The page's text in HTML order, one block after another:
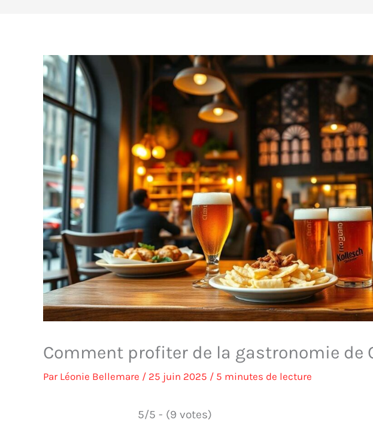
Comment profiter de la gastronomie de
Par Léonie Bellemare / 25 juin 2025 / 5 minutes de lecture
5/5 - (9 votes)